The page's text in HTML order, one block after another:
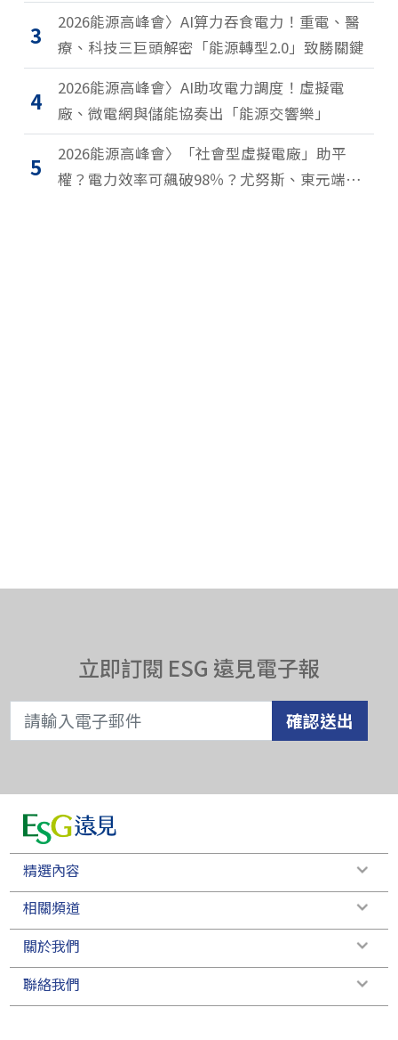
3
2026能源高峰會〉AI算力吞食電力！重電、醫
療、科技三巨頭解密「能源轉型2.0」致勝關鍵
4
2026能源高峰會〉AI助攻電力調度！虛擬電
廠、微電網與儲能協奏出「能源交響樂」
5
2026能源高峰會〉「社會型虛擬電廠」助平
權？電力效率可飆破98％？尤努斯、東元端能
立即訂閱 ESG 遠見電子報
確認送出
精選內容
相關頻道
關於我們
聯絡我們